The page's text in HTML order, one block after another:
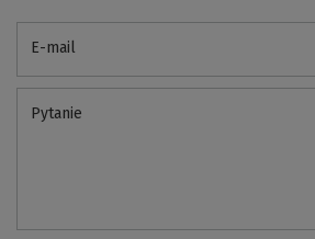
E-mail
Pytanie